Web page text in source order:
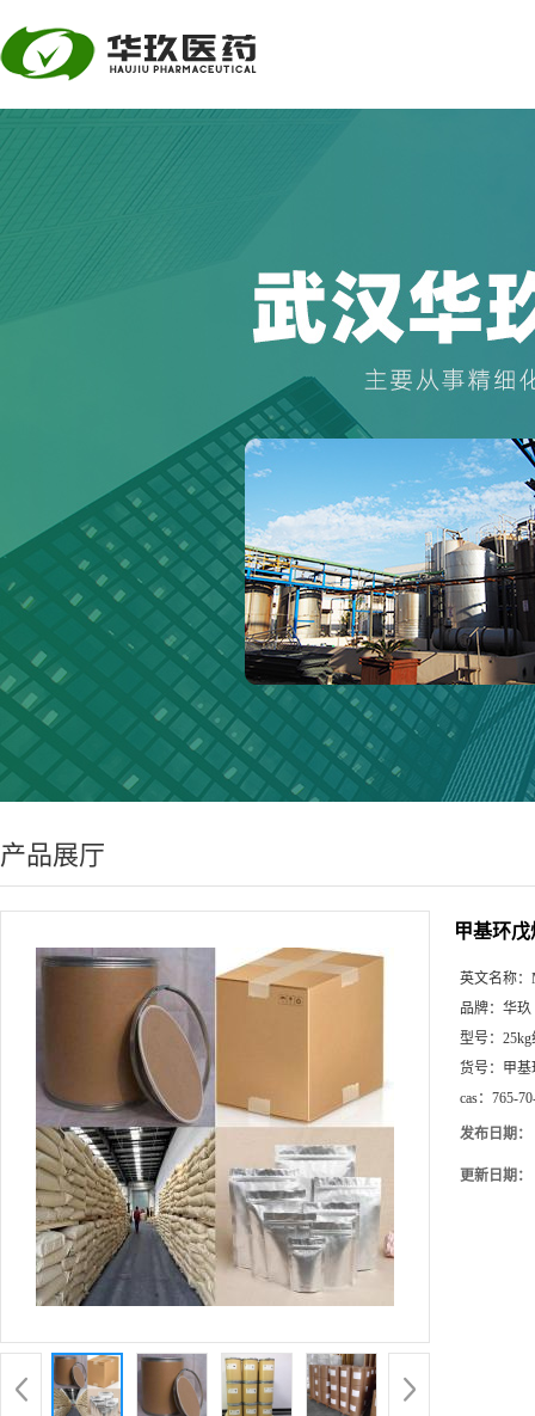
产品展厅
甲基环
英文名称：
品牌： 华玖
型号：
货号： 甲
cas： 765-
发布日期：
更新日期：